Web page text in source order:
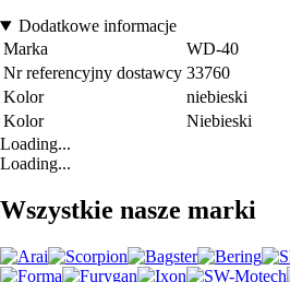
Dodatkowe informacje
Marka
WD-40
Nr referencyjny dostawcy 33760
Kolor
niebieski
Kolor
Niebieski
Loading...
Loading...
Wszystkie nasze marki